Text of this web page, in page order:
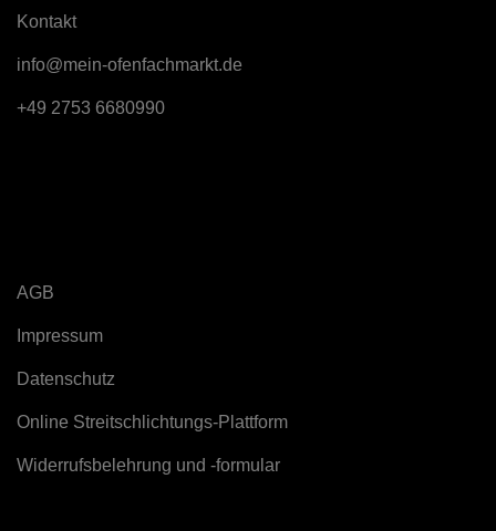
Kontakt
info@mein-ofenfachmarkt.de
+49 2753 6680990
AGB
Impressum
Datenschutz
Online Streitschlichtungs-Plattform
Widerrufsbelehrung und -formular